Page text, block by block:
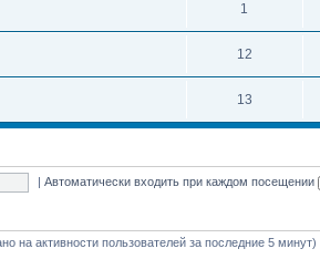
1
12
13
|Автоматически входить при каждом посещении
на активности пользователей за последние 5 минут)